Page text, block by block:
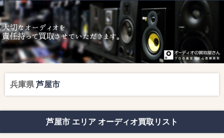
兵庫県 芦屋市
芦屋市 エリア オーディオ買取リスト